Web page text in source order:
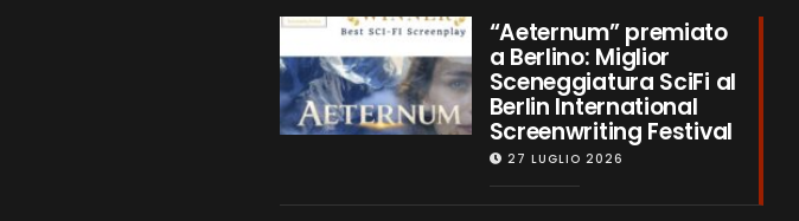
“Aeternum” premiato
a Berlino: Miglior
Sceneggiatura SciFi al
Berlin International
Screenwriting Festival
27 LUGLIO 2026